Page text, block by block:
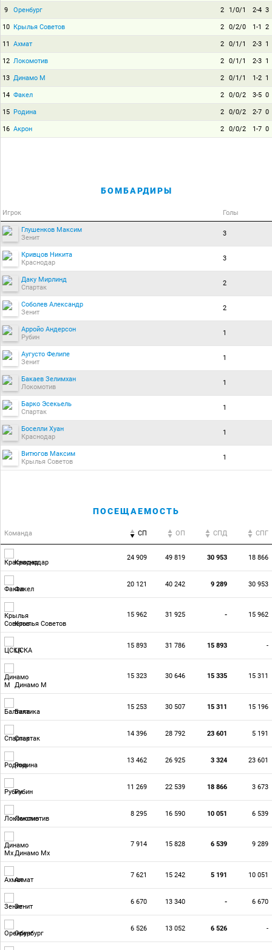
9 Оренбург 2 1/0/1 2-4 3
10 Крылья Советов 2 0/2/0 1-1 2
11 Ахмат 2 0/1/1 2-3 1
12 Локомотив 2 0/1/1 2-3 1
13 Динамо М 2 0/1/1 1-2 1
14 Факел 2 0/0/2 3-5 0
15 Родина 2 0/0/2 2-7 0
16 Акрон 2 0/0/2 1-7 0
БОМБАРДИРЫ
Игрок Голы
Глушенков Максим
Зенит
3
Кривцов Никита
Краснодар
3
Даку Мирлинд
Спартак
2
Соболев Александр
Зенит
2
Арройо Андерсон
Рубин
1
Аугусто Фелипе
Зенит
1
Бакаев Зелимхан
Локомотив
1
Барко Эсекьель
Спартак
1
Боселли Хуан
Краснодар
1
Витюгов Максим
Крылья Советов
1
ПОСЕЩАЕМОСТЬ
Команда СП ОП CПД CПГ
Краснодар
24 909 49 819 30 953 18 866
Факел
20 121 40 242 9 289 30 953
Крылья Советов
15 962 31 925 - 15 962
ЦСКА
15 893 31 786 15 893 -
Динамо М
15 323 30 646 15 335 15 311
Балтика
15 253 30 507 15 311 15 196
Спартак
14 396 28 792 23 601 5 191
Родина
13 462 26 925 3 324 23 601
Рубин
11 269 22 539 18 866 3 673
Локомотив
8 295 16 590 10 051 6 539
Динамо Мх
7 914 15 828 6 539 9 289
Ахмат
7 621 15 242 5 191 10 051
Зенит
6 670 13 340 - 6 670
Оренбург
6 526 13 052 6 526 -